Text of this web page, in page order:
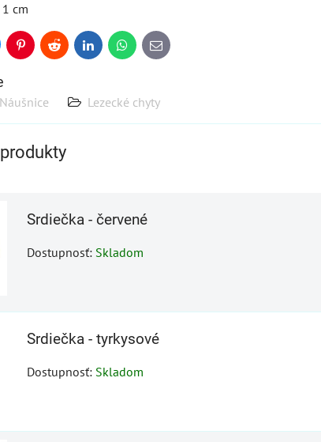
cm
PinterestReddit LinkedInWhatsApp
E-
mail
Náušnice Lezecké chyty
Srdiečka - červené
Dostupnosť: Skladom
Srdiečka - tyrkysové
Dostupnosť: Skladom